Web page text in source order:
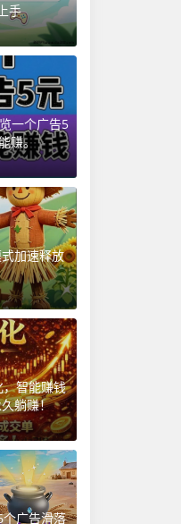
手
一个广告5
赚。
加速释放
智能赚钱
躺赚！
广告滑落